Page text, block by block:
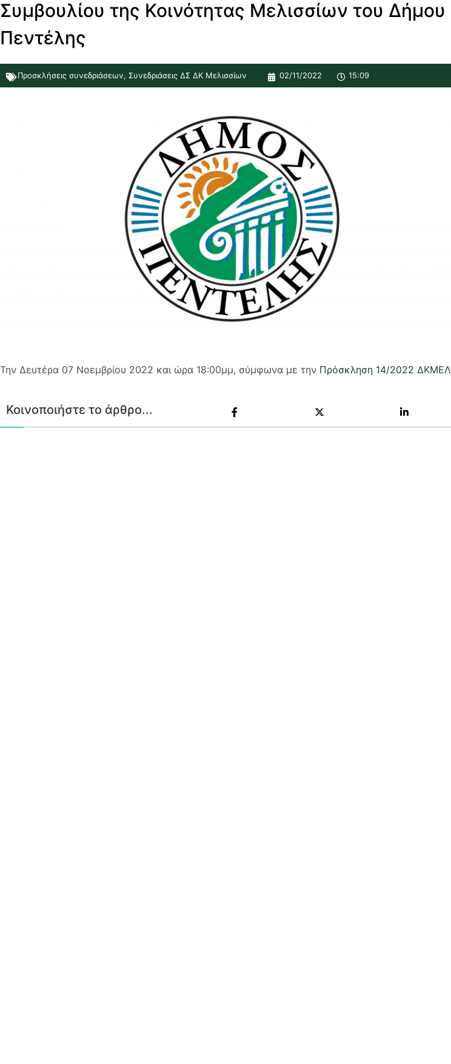
Συμβουλίου της Κοινότητας Μελισσίων του Δήμου
Πεντέλης
Προσκλήσεις συνεδριάσεων, Συνεδριάσεις ΔΣ ΔΚ Μελισσίων 02/11/2022 15:09
Την Δευτέρα 07 Νοεμβρίου 2022 και ώρα 18:00μμ, σύμφωνα με την Πρόσκληση 14/2022 ΔΚΜΕΛ
Κοινοποιήστε το άρθρο...